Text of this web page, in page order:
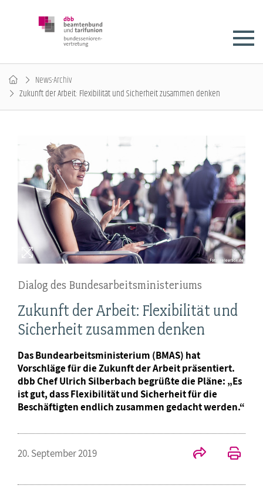
News-Archiv
Zukunft der Arbeit: Flexibilität und Sicherheit zusammen denken
Dialog des Bundesarbeitsministeriums
Zukunft der Arbeit: Flexibilität und
Sicherheit zusammen denken
Das Bundearbeitsministerium (BMAS) hat
Vorschläge für die Zukunft der Arbeit präsentiert.
dbb Chef Ulrich Silberbach begrüßte die Pläne: „Es
ist gut, dass Flexibilität und Sicherheit für die
Beschäftigten endlich zusammen gedacht werden.“
20. September 2019